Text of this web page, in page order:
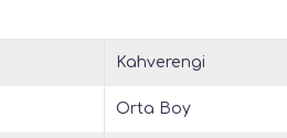
Kahverengi
Orta Boy